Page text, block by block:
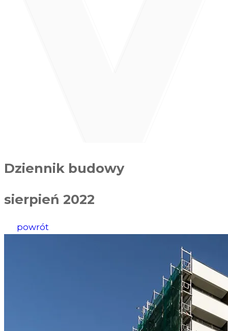
Dziennik budowy
sierpień 2022
powrót